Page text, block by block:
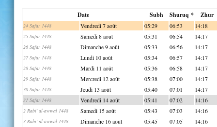
Date Subh Shuruq * Zhur
24 Safar 1448 Vendredi 7 août 05:29 06:53 14:18
25 Safar 1448 Samedi 8 août 05:31 06:54 14:17
26 Safar 1448 Dimanche 9 août 05:33 06:56 14:17
27 Safar 1448 Lundi 10 août 05:34 06:57 14:17
28 Safar 1448 Mardi 11 août 05:36 06:58 14:17
29 Safar 1448 Mercredi 12 août 05:38 07:00 14:17
30 Safar 1448 Jeudi 13 août 05:40 07:01 14:17
31 Safar 1448 Vendredi 14 août 05:41 07:02 14:16
2 Rabi' al-awwal 1448 Samedi 15 août 05:43 07:03 14:16
3 Rabi' al-awwal 1448 Dimanche 16 août 05:45 07:05 14:16